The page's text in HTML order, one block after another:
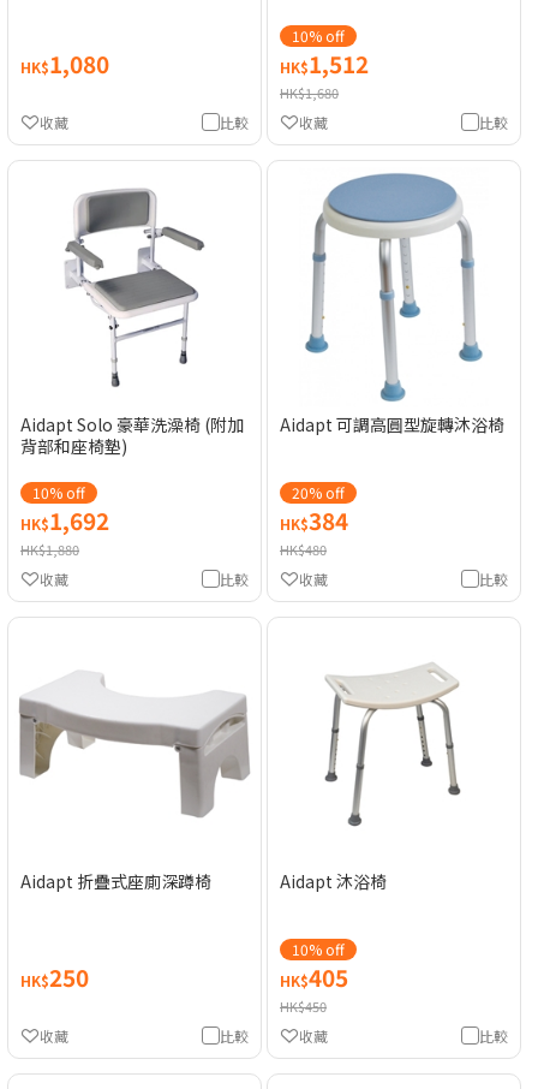
HK$1,080
比較
收藏
10% off
HK$1,512
HK$1,680
比較
收藏
Aidapt Solo 豪華洗澡椅 (附加
背部和座椅墊)
10% off
HK$1,692
HK$1,880
比較
收藏
Aidapt 可調高圓型旋轉沐浴椅
20% off
HK$384
HK$480
比較
收藏
Aidapt 折疊式座廁深蹲椅
HK$250
比較
收藏
Aidapt 沐浴椅
10% off
HK$405
HK$450
比較
收藏